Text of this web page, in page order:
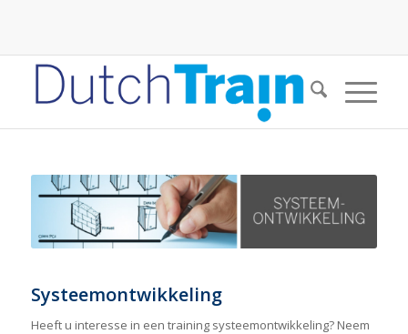
Systeemontwikkeling
Heeft u interesse in een training systeemontwikkeling? Neem